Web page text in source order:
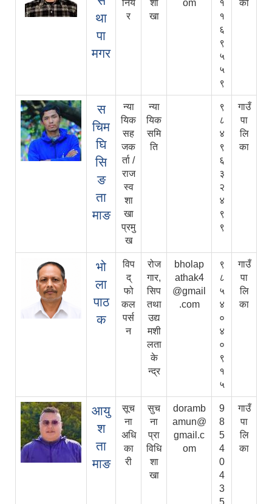
था
पा
मगर
निय
र
शा
खा
om
१
१
६
९
५
५
९
का
स
चिम
घि
सि
ङ
ता
माङ
न्या
यिक
सह
जक
र्ता /
राज
स्व
शा
खा
प्रमु
ख
न्या
यिक
समि
ति
९
८
४
९
६
३
२
४
९
९
गाउँ
पा
लि
का
भो
ला
पाठ
क
विप
द्‌
फो
कल
पर्स
न
रोज
गार,
सिप
तथा
उद्य
मशी
लता
के
न्द्र
bholap
athak4
@gmail
.com
९
८
५
४
०
४
०
९
१
५
गाउँ
पा
लि
का
आयु
श
ता
माङ
सूच
ना
अधि
का
री
सुच
ना
प्रा
विधि
शा
खा
doramb
amun@
gmail.c
om
9
8
5
4
0
4
3
गाउँ
पा
लि
का